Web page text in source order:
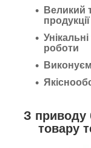
Великий
продукції
роботи
З приводу
товару